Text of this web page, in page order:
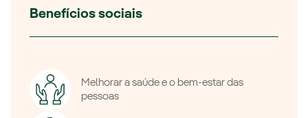
Benefícios sociais
Melhorar a saúde e o bem-estar das
pessoas